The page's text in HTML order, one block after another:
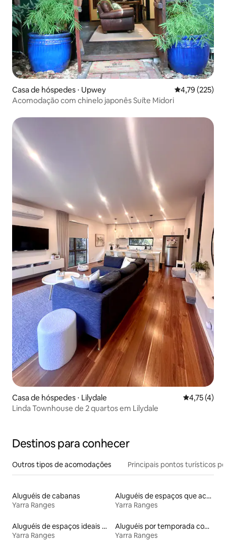
Casa de hóspedes ⋅ Upwey 4,79 de uma
4,79 (225)
Acomodação com chinelo japonês Suíte Midori
Casa de hóspedes ⋅ Lilydale 4,75 de
4,75 (4)
Linda Townhouse de 2 quartos em Lilydale
Destinos para conhecer
Outros tipos de acomodações Principais pontos turísticos
Aluguéis de cabanas
Yarra Ranges
Aluguéis de espaços que aceitam animais de estimação
Yarra Ranges
Aluguéis de espaços ideais para famílias
Yarra Ranges
Aluguéis por temporada com acesso ao lago
Yarra Ranges